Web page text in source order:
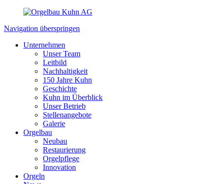
Navigation überspringen
Unternehmen
Unser Team
Leitbild
Nachhaltigkeit
150 Jahre Kuhn
Geschichte
Kuhn im Überblick
Unser Betrieb
Stellenangebote
Galerie
Orgelbau
Neubau
Restaurierung
Orgelpflege
Innovation
Orgeln